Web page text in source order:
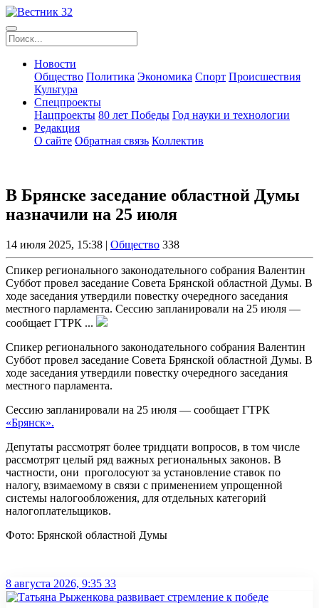
Новости
Общество Политика Экономика Спорт Происшествия
Культура
Спецпроекты
Нацпроекты 80 лет Победы Год науки и технологии
Редакция
О сайте Обратная связь Коллектив
В Брянске заседание областной Думы
назначили на 25 июля
14 июля 2025, 15:38 | Общество 338
Спикер регионального законодательного собрания Валентин
Суббот провел заседание Совета Брянской областной Думы. В
ходе заседания утвердили повестку очередного заседания
местного парламента. Сессию запланировали на 25 июля —
сообщает ГТРК ...
Спикер регионального законодательного собрания Валентин
Суббот провел заседание Совета Брянской областной Думы. В
ходе заседания утвердили повестку очередного заседания
местного парламента.
Сессию запланировали на 25 июля — сообщает ГТРК
«Брянск».
Депутаты рассмотрят более тридцати вопросов, в том числе
рассмотрят целый ряд важных региональных законов. В
частности, они проголосуют за установление ставок по
налогу, взимаемому в связи с применением упрощенной
системы налогообложения, для отдельных категорий
налогоплательщиков.
Фото: Брянской областной Думы
8 августа 2026, 9:35 33